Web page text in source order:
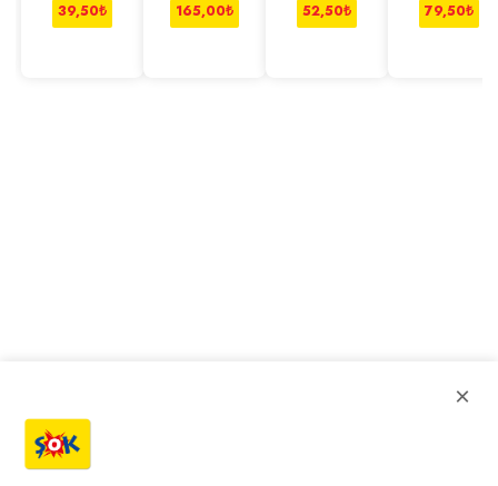
39,50₺
165,00₺
52,50₺
79,50₺
×